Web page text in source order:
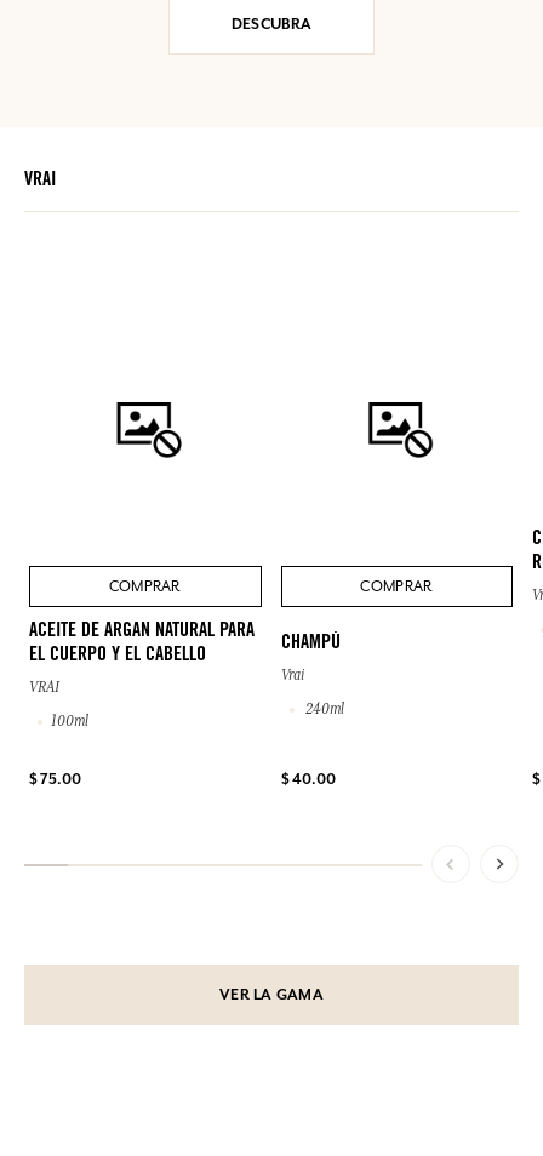
DESCUBRA
VRAI
COMPRAR
ACEITE DE ARGAN NATURAL PARA
EL CUERPO Y EL CABELLO
VRAI
100ml
$ 75.00
COMPRAR
CHAMPÚ
Vrai
240ml
$ 40.00
VER LA GAMA